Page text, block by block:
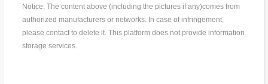
Notice: The content above (including the pictures if any)comes from
authorized manufacturers or networks. In case of infringement,
please contact to delete it. This platform does not provide information
storage services.